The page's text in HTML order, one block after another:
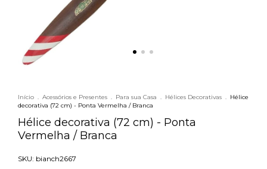
Início . Acessórios e Presentes . Para sua Casa . Hélices Decorativas . Hélice
decorativa (72 cm) - Ponta Vermelha / Branca
Hélice decorativa (72 cm) - Ponta
Vermelha / Branca
SKU: bianch2667